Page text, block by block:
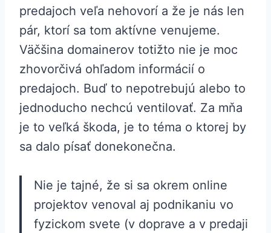
predajoch veľa nehovorí a že je nás len
pár, ktorí sa tom aktívne venujeme.
Väčšina domainerov totižto nie je moc
zhovorčivá ohľadom informácií o
predajoch. Buď to nepotrebujú alebo to
jednoducho nechcú ventilovať. Za mňa
je to veľká škoda, je to téma o ktorej by
sa dalo písať donekonečna.
Nie je tajné, že si sa okrem online
projektov venoval aj podnikaniu vo
fyzickom svete (v doprave a v predaji